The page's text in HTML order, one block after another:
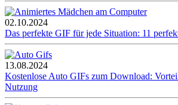
02.10.2024
Das perfekte GIF für jede Situation: 11
13.08.2024
Kostenlose Auto GIFs zum Download:
Nutzung